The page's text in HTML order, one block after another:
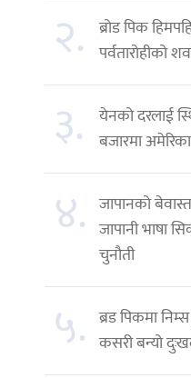
२. ब्रोड पिक
पर्वतारोहीको
३.
येनको दरलाई
बजारमा
४. जापानको
जापानी भाषा
चुनौती
५. ब्रड पिकमा
कसरी बन्यो